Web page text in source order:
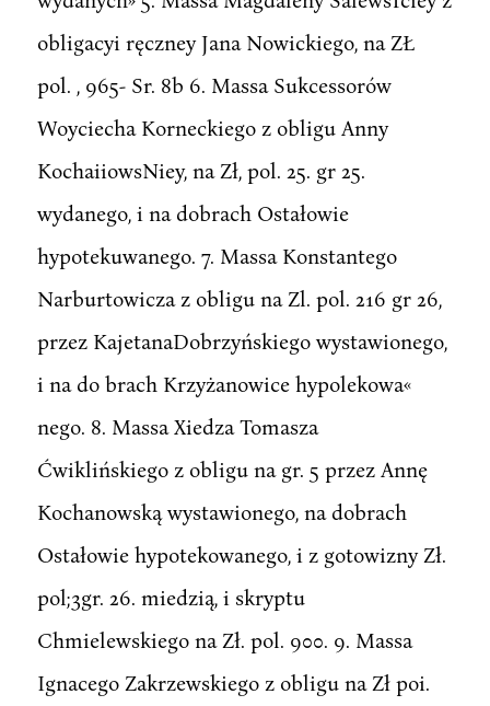
obligacyi ręczney Jana Nowickiego, na ZŁ
pol. , 965- Sr. 8b 6. Massa Sukcessorów
Woyciecha Korneckiego z obligu Anny
KochaiiowsNiey, na Zł, pol. 25. gr 25.
wydanego, i na dobrach Ostałowie
hypotekuwanego. 7. Massa Konstantego
Narburtowicza z obligu na Zl. pol. 216 gr 26,
przez KajetanaDobrzyńskiego wystawionego,
i na do brach Krzyżanowice hypolekowa«
nego. 8. Massa Xiedza Tomasza
Ćwiklińskiego z obligu na gr. 5 przez Annę
Kochanowską wystawionego, na dobrach
Ostałowie hypotekowanego, i z gotowizny Zł.
pol;3gr. 26. miedzią, i skryptu
Chmielewskiego na Zł. pol. 900. 9. Massa
Ignacego Zakrzewskiego z obligu na Zł poi.